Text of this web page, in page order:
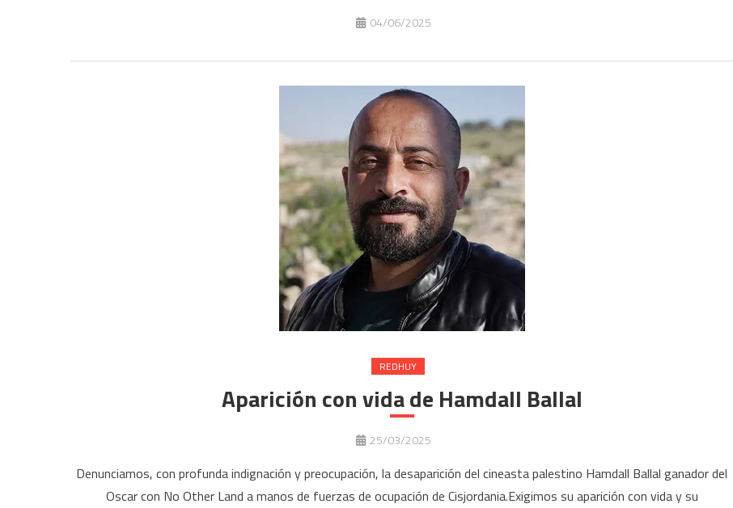
04/06/2025
REDHUY
Aparición con vida de Hamdall Ballal
25/03/2025
Denunciamos, con profunda indignación y preocupación, la desaparición del cineasta palestino Hamdall Ballal ganador del
Oscar con No Other Land a manos de fuerzas de ocupación de Cisjordania.Exigimos su aparición con vida y su